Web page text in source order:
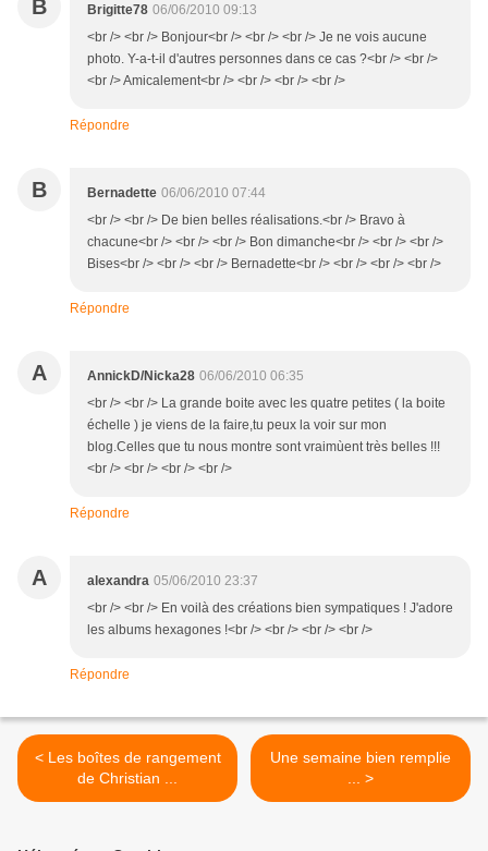
B Brigitte78 06/06/2010 09:13
<br /> <br /> Bonjour<br /> <br /> <br /> Je ne vois aucune
photo. Y-a-t-il d'autres personnes dans ce cas ?<br /> <br />
<br /> Amicalement<br /> <br /> <br /> <br />
Répondre
B Bernadette 06/06/2010 07:44
<br /> <br /> De bien belles réalisations.<br /> Bravo à
chacune<br /> <br /> <br /> Bon dimanche<br /> <br /> <br />
Bises<br /> <br /> <br /> Bernadette<br /> <br /> <br /> <br />
Répondre
A AnnickD/Nicka28 06/06/2010 06:35
<br /> <br /> La grande boite avec les quatre petites ( la boite
échelle ) je viens de la faire,tu peux la voir sur mon
blog.Celles que tu nous montre sont vraimùent très belles !!!
<br /> <br /> <br /> <br />
Répondre
A alexandra 05/06/2010 23:37
<br /> <br /> En voilà des créations bien sympatiques ! J'adore
les albums hexagones !<br /> <br /> <br /> <br />
Répondre
< Les boîtes de rangement
de Christian ...
Une semaine bien remplie
... >